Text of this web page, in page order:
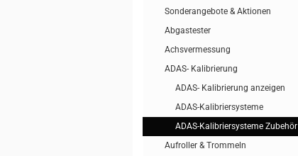
Sonderangebote & Aktionen
Abgastester
Achsvermessung
ADAS- Kalibrierung
ADAS- Kalibrierung anzeigen
ADAS-Kalibriersysteme
ADAS-Kalibriersysteme Zubehör
Aufroller & Trommeln